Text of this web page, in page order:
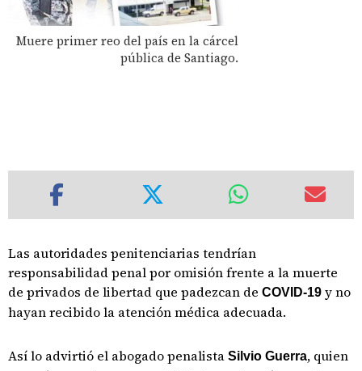
Muere primer reo del país en la cárcel
pública de Santiago.
Las autoridades penitenciarias tendrían
responsabilidad penal por omisión frente a la muerte
de privados de libertad que padezcan de COVID-19 y no
hayan recibido la atención médica adecuada.
Así lo advirtió el abogado penalista Silvio Guerra, quien